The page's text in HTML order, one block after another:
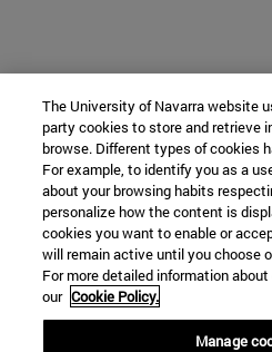
The University of Navarra website
party cookies to store and retrieve
browse. Different types of cookies
For example, to identify you as a
about your browsing habits
personalize how the content is
cookies you want to enable or
will remain active until you choose
For more detailed information
our Cookie Policy.
Manage